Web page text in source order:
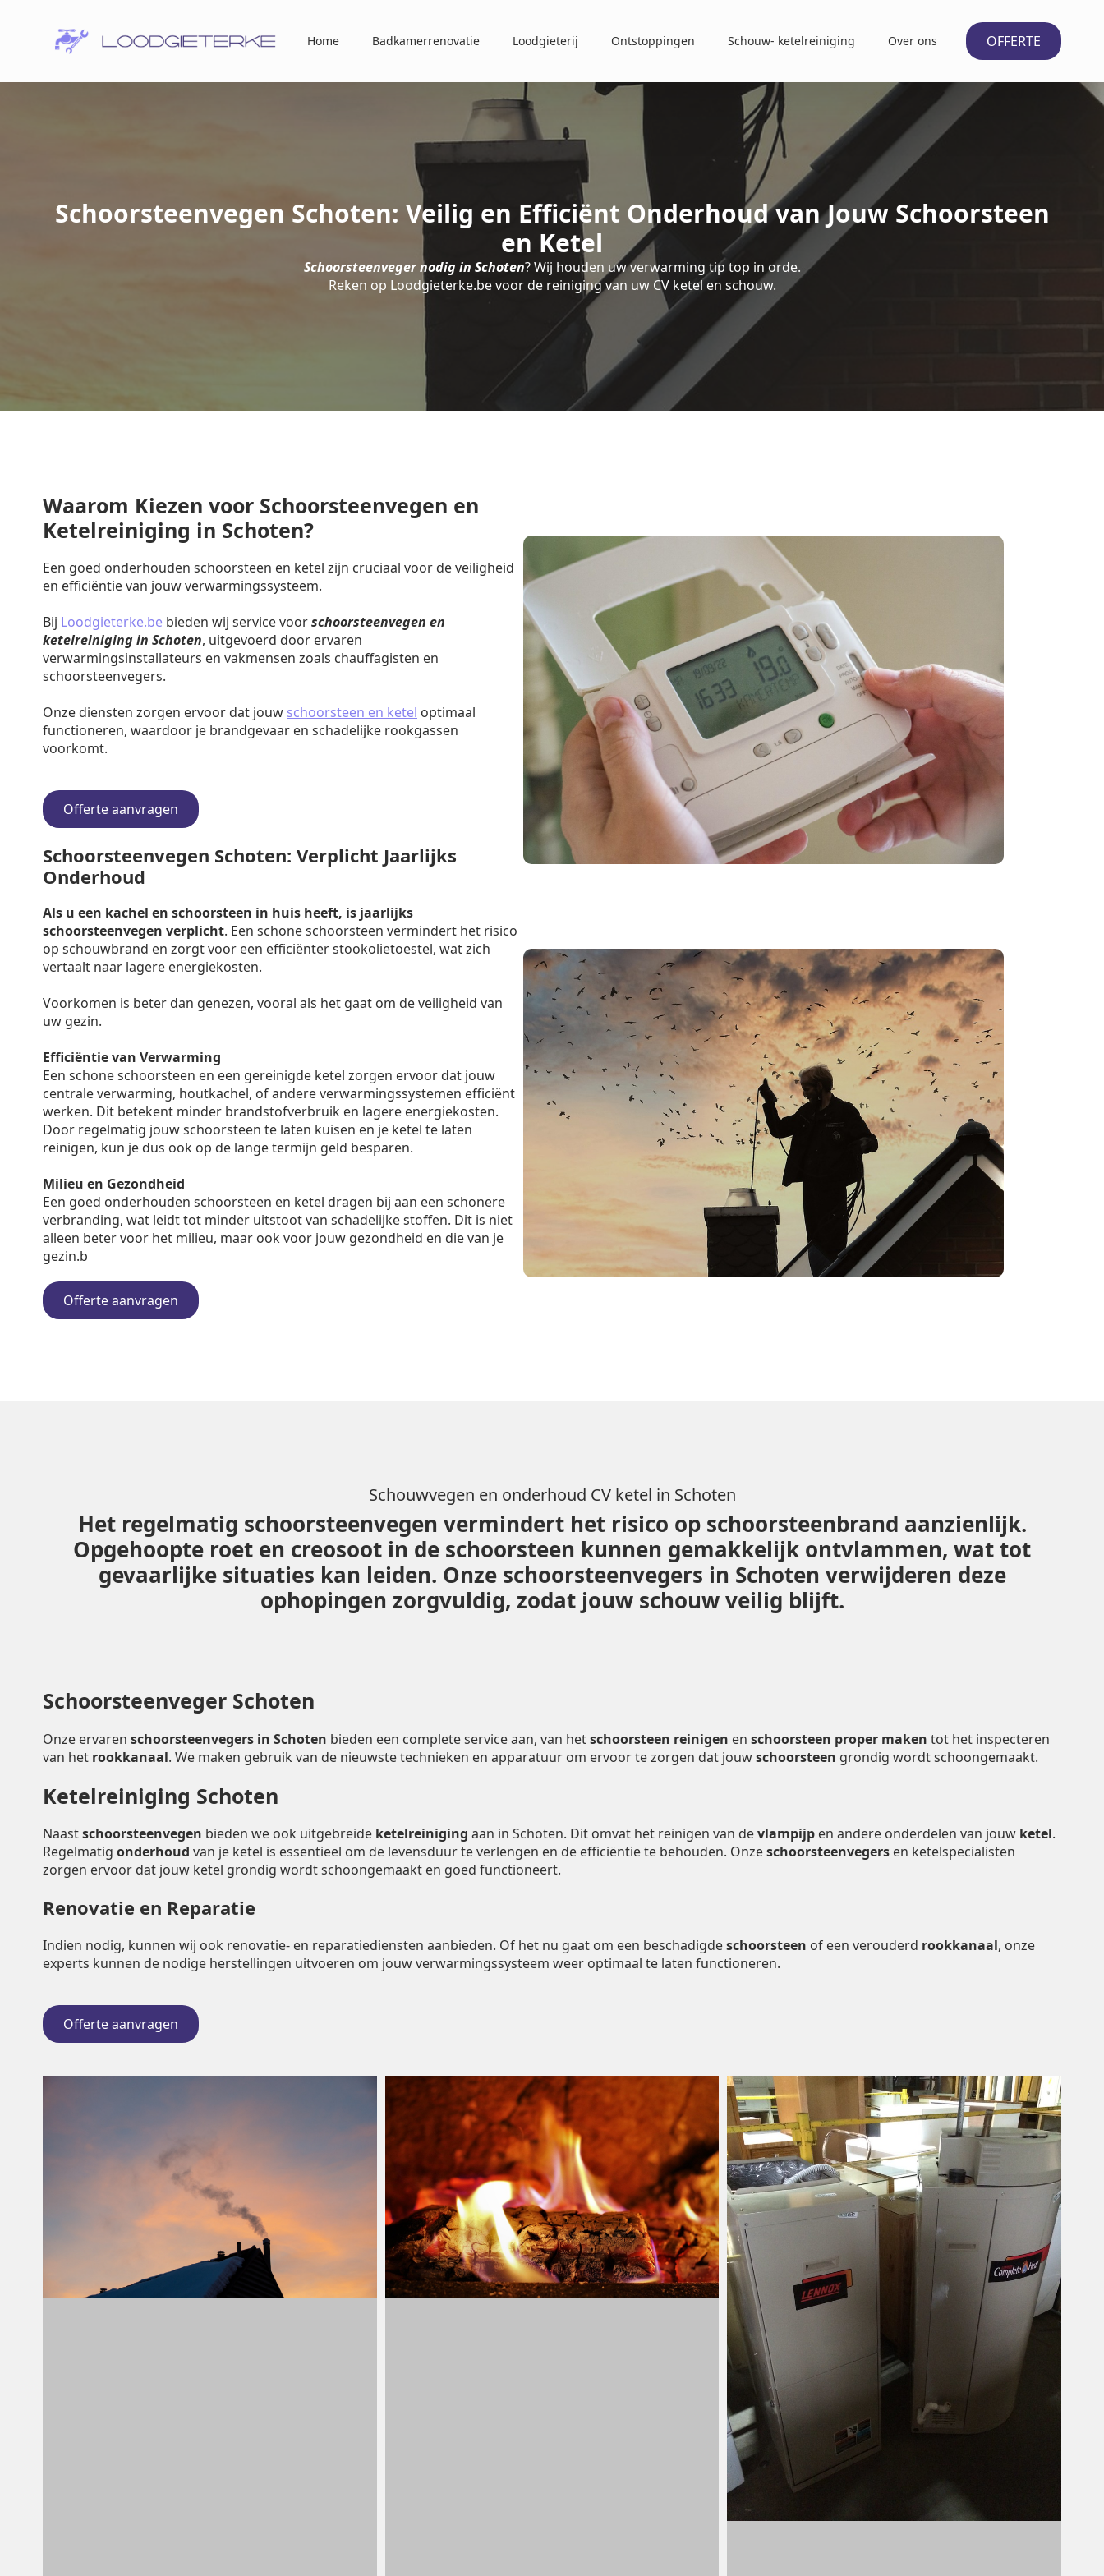
Home Badkamerrenovatie Loodgieterij Ontstoppingen Schouw- ketelreiniging Over ons OFFERTE
Schoorsteenvegen Schoten: Veilig en Efficiënt Onderhoud van Jouw Schoorsteen
en Ketel
Schoorsteenveger nodig in Schoten? Wij houden uw verwarming tip top in orde.
Reken op Loodgieterke.be voor de reiniging van uw CV ketel en schouw.
Waarom Kiezen voor Schoorsteenvegen en
Ketelreiniging in Schoten?
Een goed onderhouden schoorsteen en ketel zijn cruciaal voor de veiligheid
en efficiëntie van jouw verwarmingssysteem.
Bij Loodgieterke.be bieden wij service voorschoorsteenvegen en
ketelreiniging in Schoten, uitgevoerd door ervaren
verwarmingsinstallateurs en vakmensen zoals chauffagisten en
schoorsteenvegers.
Onze diensten zorgen ervoor dat jouw schoorsteen en ketel optimaal
functioneren, waardoor je brandgevaar en schadelijke rookgassen
voorkomt.
Offerte aanvragen
Schoorsteenvegen Schoten: Verplicht Jaarlijks
Onderhoud
Als u een kachel en schoorsteen in huis heeft, is jaarlijks
schoorsteenvegen verplicht. Een schone schoorsteen vermindert het risico
op schouwbrand en zorgt voor een efficiënter stookolietoestel, wat zich
vertaalt naar lagere energiekosten.
Voorkomen is beter dan genezen, vooral als het gaat om de veiligheid van
uw gezin.
Efficiëntie van Verwarming
Een schone schoorsteen en een gereinigde ketel zorgen ervoor dat jouw
centrale verwarming, houtkachel, of andere verwarmingssystemen efficiënt
werken. Dit betekent minder brandstofverbruik en lagere energiekosten.
Door regelmatig jouw schoorsteen te laten kuisen en je ketel te laten
reinigen, kun je dus ook op de lange termijn geld besparen.
Milieu en Gezondheid
Een goed onderhouden schoorsteen en ketel dragen bij aan een schonere
verbranding, wat leidt tot minder uitstoot van schadelijke stoffen. Dit is niet
alleen beter voor het milieu, maar ook voor jouw gezondheid en die van je
gezin.b
Offerte aanvragen
Schouwvegen en onderhoud CV ketel in Schoten
Het regelmatig schoorsteenvegen vermindert het risico op schoorsteenbrand aanzienlijk.
Opgehoopte roet en creosoot in de schoorsteen kunnen gemakkelijk ontvlammen, wat tot
gevaarlijke situaties kan leiden. Onze schoorsteenvegers in Schoten verwijderen deze
ophopingen zorgvuldig, zodat jouw schouw veilig blijft.
Schoorsteenveger Schoten
Onze ervaren schoorsteenvegers in Schoten bieden een complete service aan, van hetschoorsteen reinigen en schoorsteen proper maken tot het inspecteren
van het rookkanaal. We maken gebruik van de nieuwste technieken en apparatuur om ervoor te zorgen dat jouwschoorsteen grondig wordt schoongemaakt.
Ketelreiniging Schoten
Naastschoorsteenvegen bieden we ook uitgebreide ketelreiniging aan in Schoten. Dit omvat het reinigen van devlampijp en andere onderdelen van jouw ketel.
Regelmatig onderhoud van je ketel is essentieel om de levensduur te verlengen en de efficiëntie te behouden. Onzeschoorsteenvegers en ketelspecialisten
zorgen ervoor dat jouw ketel grondig wordt schoongemaakt en goed functioneert.
Renovatie en Reparatie
Indien nodig, kunnen wij ook renovatie- en reparatiediensten aanbieden. Of het nu gaat om een beschadigdeschoorsteen of een verouderd rookkanaal, onze
experts kunnen de nodige herstellingen uitvoeren om jouw verwarmingssysteem weer optimaal te laten functioneren.
Offerte aanvragen